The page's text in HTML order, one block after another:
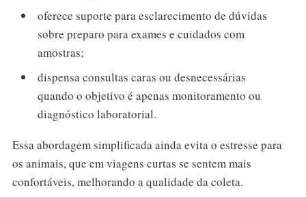
oferece suporte para esclarecimento de dúvidas
sobre preparo para exames e cuidados com
amostras;
dispensa consultas caras ou desnecessárias
quando o objetivo é apenas monitoramento ou
diagnóstico laboratorial.
Essa abordagem simplificada ainda evita o estresse para
os animais, que em viagens curtas se sentem mais
confortáveis, melhorando a qualidade da coleta.